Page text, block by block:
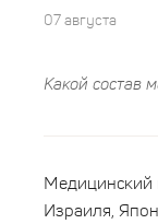
07 августа
Какой состав
Медицинский
Израиля,